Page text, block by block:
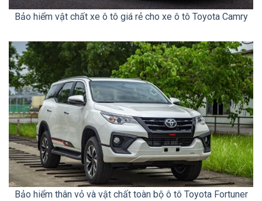
Bảo hiểm vật chất xe ô tô giá rẻ cho xe ô tô Toyota Camry
Bảo hiểm thân vỏ và vật chất toàn bộ ô tô Toyota Fortuner